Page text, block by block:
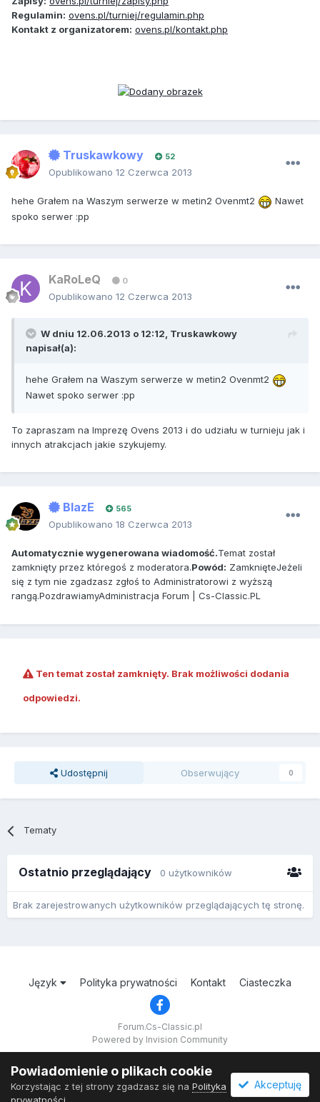
Regulamin: ovens.pl/turniej/regulamin.php
Kontakt z organizatorem: ovens.pl/kontakt.php
Truskawkowy 52
Opublikowano 12 Czerwca 2013
hehe Grałem na Waszym serwerze w metin2 Ovenmt2
Nawet
spoko serwer :pp
KaRoLeQ 0
Opublikowano 12 Czerwca 2013
W dniu 12.06.2013 o 12:12, Truskawkowy
napisał(a):
hehe Grałem na Waszym serwerze w metin2 Ovenmt2
Nawet spoko serwer :pp
To zapraszam na Imprezę Ovens 2013 i do udziału w turnieju jak i
innych atrakcjach jakie szykujemy.
BlazE 565
Opublikowano 18 Czerwca 2013
Automatycznie wygenerowana wiadomość.Temat został
zamknięty przez któregoś z moderatora.Powód: ZamknięteJeżeli
się z tym nie zgadzasz zgłoś to Administratorowi z wyższą
rangą.PozdrawiamyAdministracja Forum | Cs-Classic.PL
Ten temat został zamknięty. Brak możliwości dodania
odpowiedzi.
Udostępnij Obserwujący 0
Tematy
Ostatnio przeglądający 0 użytkowników
Brak zarejestrowanych użytkowników przeglądających tę stronę.
Język Polityka prywatności Kontakt Ciasteczka
Forum.Cs-Classic.pl
Powered by Invision Community
Powiadomienie o plikach cookie
Korzystając z tej strony zgadzasz się na Polityka
Akceptuję